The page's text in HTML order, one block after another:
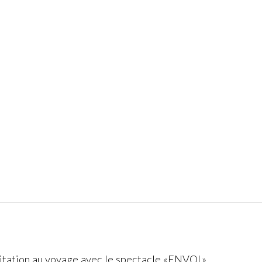
au voyage avec le spectacle «ENVOL»